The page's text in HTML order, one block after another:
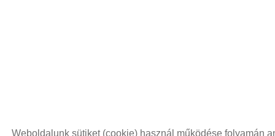
Weboldalunk sütiket (cookie) használ működése folyamán